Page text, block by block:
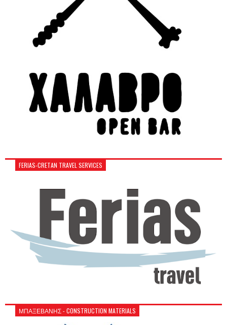
FERIAS-CRETAN TRAVEL SERVICES
ΜΠΑΞΕΒΑΝΗΣ - CONSTRUCTION MATERIALS